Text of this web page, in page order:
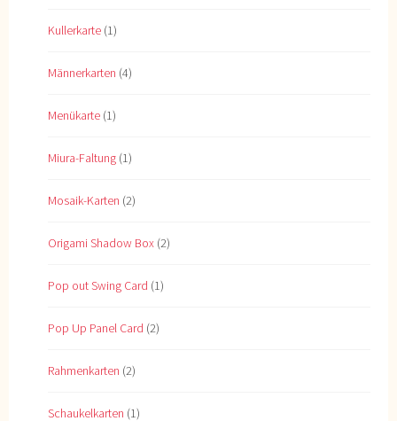
Kullerkarte (1)
Männerkarten (4)
Menükarte (1)
Miura-Faltung (1)
Mosaik-Karten (2)
Origami Shadow Box (2)
Pop out Swing Card (1)
Pop Up Panel Card (2)
Rahmenkarten (2)
Schaukelkarten (1)